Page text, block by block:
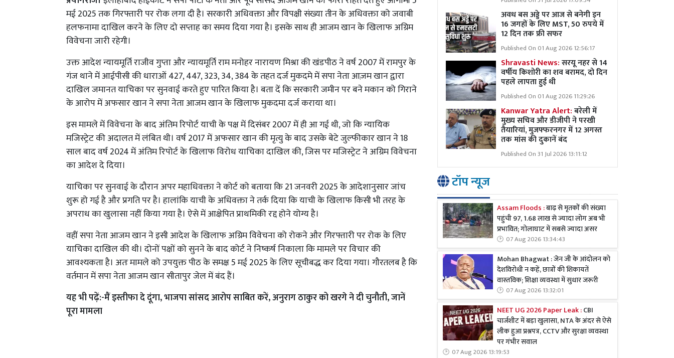
मई 2025 तक गिरफ्तारी पर रोक लगा दी है। सरकारी अधिवक्ता और विपक्षी संख्या तीन के अधिवक्ता को जवाबी
हलफनामा दाखिल करने के लिए दो सप्ताह का समय दिया गया है। इसके साथ ही आजम खान के खिलाफ अग्रिम
विवेचना जारी रहेगी।
उक्त आदेश न्यायमूर्ति राजीव गुप्ता और न्यायमूर्ति राम मनोहर नारायण मिश्रा की खंडपीठ ने वर्ष 2007 में रामपुर के
गंज थाने में आईपीसी की धाराओं 427, 447, 323, 34, 384 के तहत दर्ज मुकदमे में सपा नेता आज़म खान द्वारा
दाखिल जमानत याचिका पर सुनवाई करते हुए पारित किया है। बता दें कि सरकारी जमीन पर बने मकान को गिराने
के आरोप में अफसार खान ने सपा नेता आजम खान के खिलाफ मुकदमा दर्ज कराया था।
इस मामले में विवेचना के बाद अंतिम रिपोर्ट याची के पक्ष में दिसंबर 2007 में ही आ गई थी, जो कि न्यायिक
मजिस्ट्रेट की अदालत में लंबित थी। वर्ष 2017 में अफसार खान की मृत्यु के बाद उसके बेटे जुल्फीकार खान ने 18
साल बाद वर्ष 2024 में अंतिम रिपोर्ट के खिलाफ विरोध याचिका दाखिल की, जिस पर मजिस्ट्रेट ने अग्रिम विवेचना
का आदेश दे दिया।
याचिका पर सुनवाई के दौरान अपर महाधिवक्ता ने कोर्ट को बताया कि 21 जनवरी 2025 के आदेशानुसार जांच
शुरू हो गई है और प्रगति पर है। हालांकि याची के अधिवक्ता ने तर्क दिया कि याची के खिलाफ किसी भी तरह के
अपराध का खुलासा नहीं किया गया है। ऐसे में आक्षेपित प्राथमिकी रद्द होने योग्य है।
वहीं सपा नेता आजम खान ने इसी आदेश के खिलाफ अग्रिम विवेचना को रोकने और गिरफ्तारी पर रोक के लिए
याचिका दाखिल की थी। दोनों पक्षों को सुनने के बाद कोर्ट ने निष्कर्ष निकाला कि मामले पर विचार की
आवश्यकता है। अतः मामले को उपयुक्त पीठ के समक्ष 5 मई 2025 के लिए सूचीबद्ध कर दिया गया। गौरतलब है कि
वर्तमान में सपा नेता आजम खान सीतापुर जेल में बंद हैं।
यह भी पढ़ें:-मैं इस्तीफा दे दूंगा, भाजपा सांसद आरोप साबित करें, अनुराग ठाकुर को खरगे ने दी चुनौती, जानें
पूरा मामला
अवध बस अड्डे पर आज से बनेगी इन
16 जगहों के लिए MST, 50 रुपये में
12 दिन तक फ्री सफर
Published On 01 Aug 2026 12:56:17
Shravasti News:सरयू नहर से 14
वर्षीय किशोरी का शव बरामद, दो दिन
पहले लापता हुई थी
Published On 01 Aug 2026 11:29:26
Kanwar Yatra Alert:बरेली में
मुख्य सचिव और डीजीपी ने परखी
तैयारियां, मुजफ्फरनगर में 12 अगस्त
तक मांस की दुकानें बंद
Published On 31 Jul 2026 13:11:12
टॉप न्यूज
Assam Floods :बाढ़ से मृतकों की संख्या
पहुंची 97, 1.68 लाख से ज्यादा लोग अब भी
प्रभावित; गोलाघाट में सबसे ज्यादा असर
07 Aug 2026 13:34:43
Mohan Bhagwat : जेन जी के आंदोलन को
देशविरोधी न कहें, छात्रों की शिकायतें
वास्तविक; शिक्षा व्यवस्था में सुधार जरूरी
07 Aug 2026 13:32:01
NEET UG 2026 Paper Leak :CBI
चार्जशीट में बड़ा खुलासा, NTA के अंदर से ऐसे
लीक हुआ प्रश्नपत्र, CCTV और सुरक्षा व्यवस्था
पर गंभीर सवाल
07 Aug 2026 13:19:53